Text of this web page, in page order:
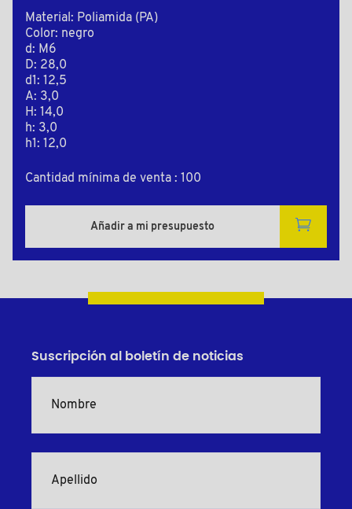
Material: Poliamida (PA)
Color: negro
d: M6
D: 28,0
d1: 12,5
A: 3,0
H: 14,0
h: 3,0
h1: 12,0
Cantidad mínima de venta : 100
Añadir a mi presupuesto
Suscripción al boletín de noticias